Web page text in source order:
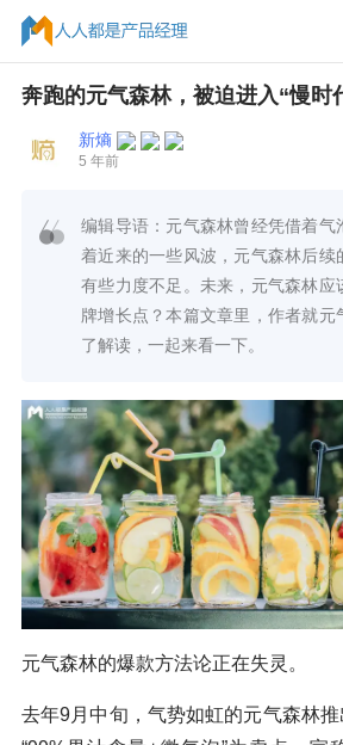
奔跑的元气森林，被迫进入“慢时
新熵
5 年前
编辑导语：元气森林曾经凭借着气
着近来的一些风波，元气森林后续
有些力度不足。未来，元气森林应
牌增长点？本篇文章里，作者就元
了解读，一起来看一下。
元气森林的爆款方法论正在失灵。
去年9月中旬，气势如虹的元气森林